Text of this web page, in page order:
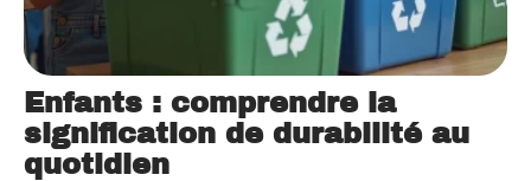
Enfants : comprendre la
signification de durabilité au
quotidien